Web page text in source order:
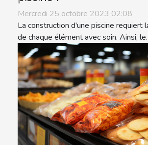
Mercredi 25 octobre 2023 02:08
La construction d'une piscine requiert
de chaque élément avec soin. Ainsi,